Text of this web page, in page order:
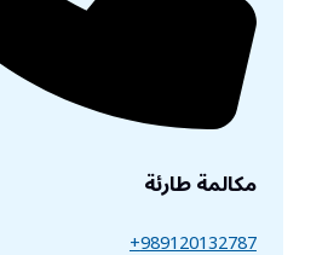
مكالمة طارئة
989120132787+